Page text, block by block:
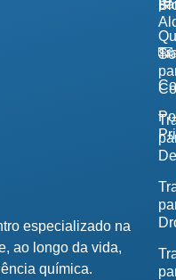
especializado na
ao longo da vida,
química.